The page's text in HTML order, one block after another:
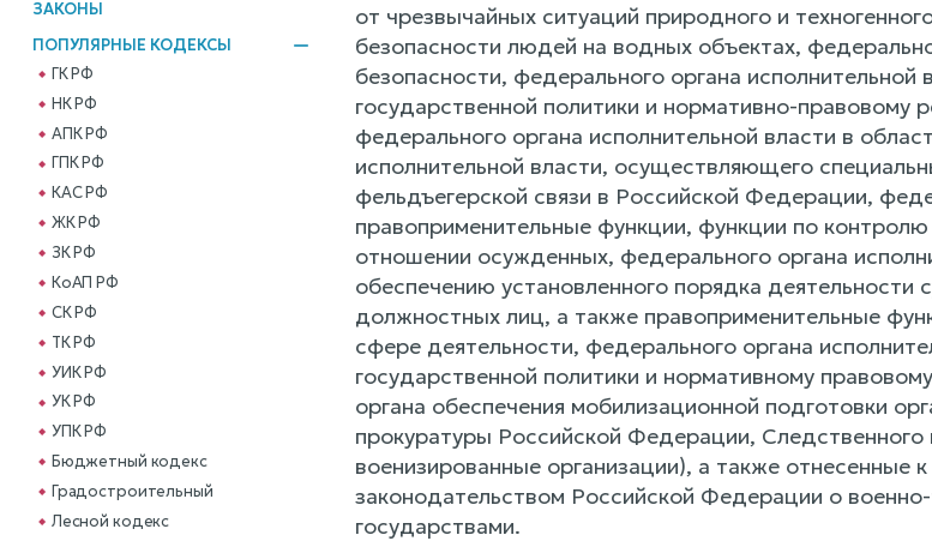
ЗАКОНЫ
ПОПУЛЯРНЫЕ КОДЕКСЫ
ГК РФ
НК РФ
АПК РФ
ГПК РФ
КАС РФ
ЖК РФ
ЗК РФ
КоАП РФ
СК РФ
ТК РФ
УИК РФ
УК РФ
УПК РФ
Бюджетный кодекс
Градостроительный
Лесной кодекс
от чрезвычайных ситуаций природного и
безопасности людей на водных объектах,
безопасности, федерального органа
государственной политики и нормативно-правовому
федерального органа исполнительной власти в
исполнительной власти, осуществляющего
фельдъегерской связи в Российской Федерации,
правоприменительные функции, функции по
отношении осужденных, федерального органа
обеспечению установленного порядка
должностных лиц, а также правоприменительные
сфере деятельности, федерального органа
государственной политики и нормативному
органа обеспечения мобилизационной подготовки
прокуратуры Российской Федерации,
военизированные организации), а также отнесенные
законодательством Российской Федерации о
государствами.